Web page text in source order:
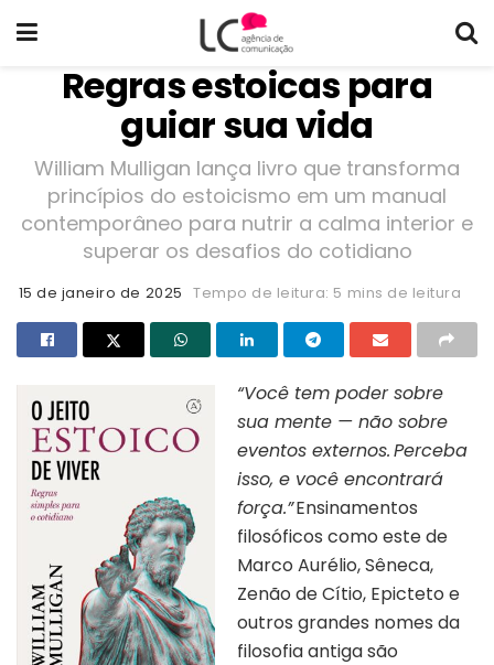
Regras estoicas para
guiar sua vida
William Mulligan lança livro que transforma
princípios do estoicismo em um manual
contemporâneo para nutrir a calma interior e
superar os desafios do cotidiano
15 de janeiro de 2025 Tempo de leitura: 5 mins de leitura
“Você tem poder sobre
sua mente — não sobre
eventos externos. Perceba
isso, e você encontrará
força.”Ensinamentos
filosóficos como este de
Marco Aurélio, Sêneca,
Zenão de Cítio, Epicteto e
outros grandes nomes da
filosofia antiga são